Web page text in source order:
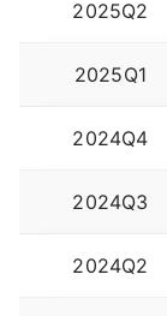
2025Q2
2025Q1
2024Q4
2024Q3
2024Q2